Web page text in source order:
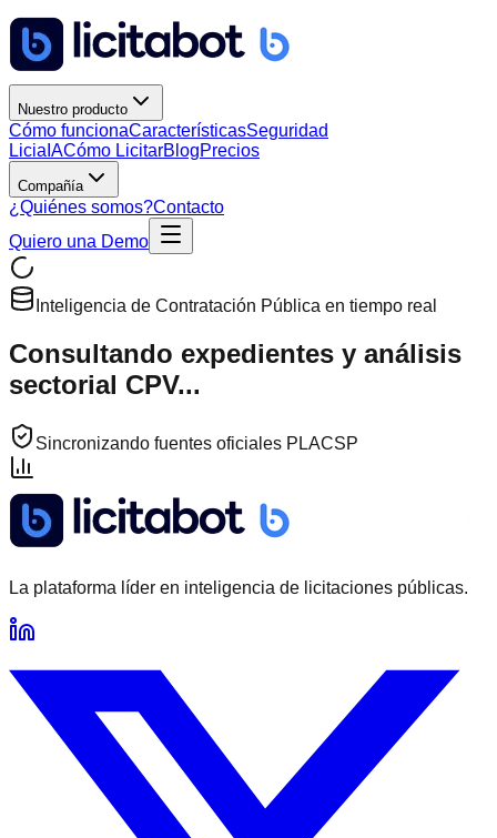
Nuestro producto
Cómo funcionaCaracterísticasSeguridad
Licia IACómo LicitarBlogPrecios
Compañía
¿Quiénes somos?Contacto
Quiero una Demo
Inteligencia de Contratación Pública en tiempo real
Consultando expedientes y análisis
sectorial CPV...
Sincronizando fuentes oficiales PLACSP
La plataforma líder en inteligencia de licitaciones públicas.